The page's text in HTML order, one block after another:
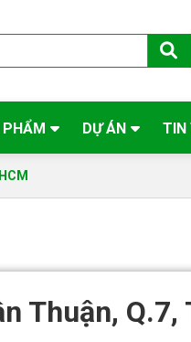
DỰ ÁN TIN
Thuận, Q.7,